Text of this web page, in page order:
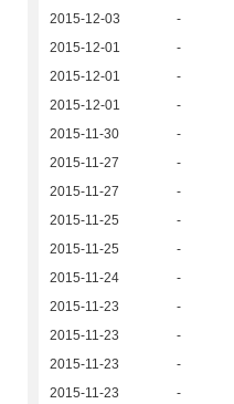
2015-12-03
-
2015-12-01
-
2015-12-01
-
2015-12-01
-
2015-11-30
-
2015-11-27
-
2015-11-27
-
2015-11-25
-
2015-11-25
-
2015-11-24
-
2015-11-23
-
2015-11-23
-
2015-11-23
-
2015-11-23
-